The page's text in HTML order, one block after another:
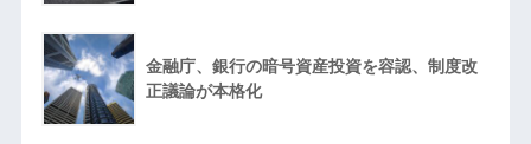
金融庁、銀行の暗号資産投資を容認、制度改
正議論が本格化